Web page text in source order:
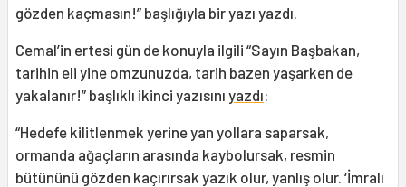
gözden kaçmasın!” başlığıyla bir yazı yazdı.
Cemal’in ertesi gün de konuyla ilgili “Sayın Başbakan,
tarihin eli yine omzunuzda, tarih bazen yaşarken de
yakalanır!” başlıklı ikinci yazısını yazdı:
“Hedefe kilitlenmek yerine yan yollara saparsak,
ormanda ağaçların arasında kaybolursak, resmin
bütününü gözden kaçırırsak yazık olur, yanlış olur. ‘İmralı